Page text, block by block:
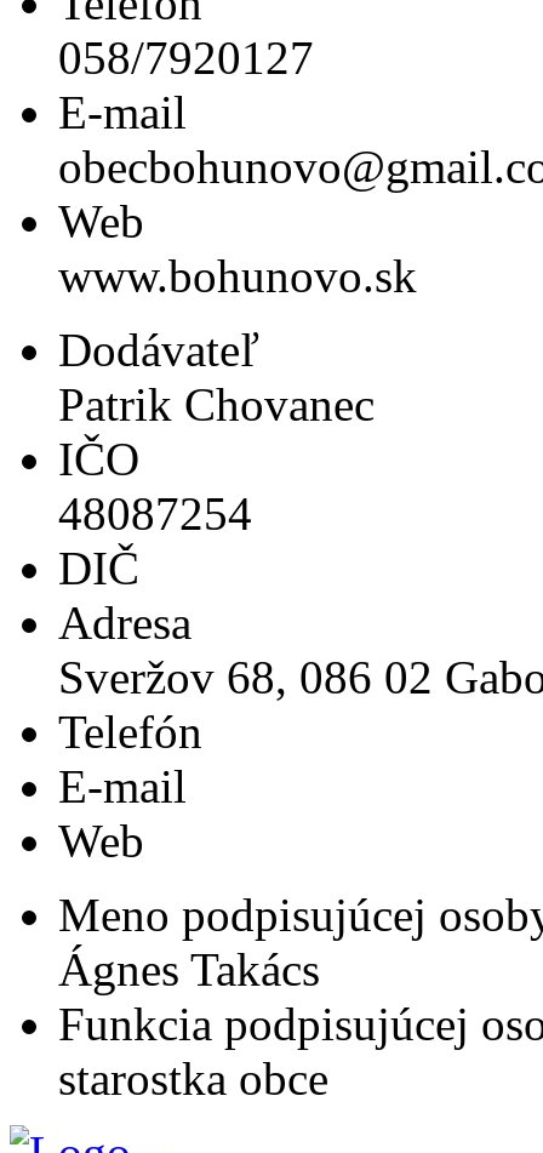
058/7920127
E-mail
Web
www.bohunovo.sk
Dodávateľ
Patrik Chovanec
IČO
48087254
DIČ
Adresa
Sveržov 68, 086 02
Telefón
E-mail
Web
Meno podpisujúcej
Ágnes Takács
Funkcia podpisujúcej
starostka obce